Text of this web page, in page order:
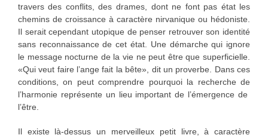
travers des conflits, des drames, dont ne font pas état les
chemins de croissance à caractère nirvanique ou hédoniste.
Il serait cependant utopique de penser retrouver son identité
sans reconnaissance de cet état. Une démarche qui ignore
le message nocturne de la vie ne peut être que superficielle.
«Qui veut faire l’ange fait la bête», dit un proverbe. Dans ces
conditions, on peut comprendre pourquoi la recherche de
l’harmonie représente un lieu important de l’émergence de
l’être.
Il existe là-dessus un merveilleux petit livre, à caractère